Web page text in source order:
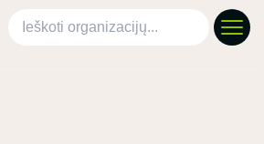
Ieškoti organizacijų